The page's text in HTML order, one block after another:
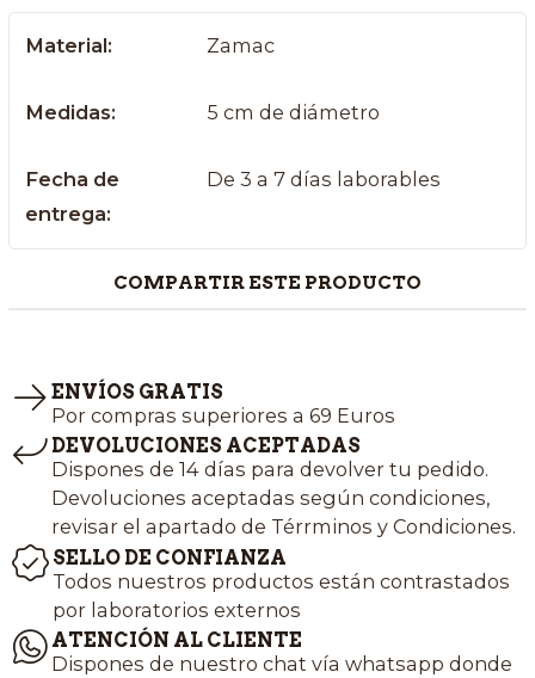
Material: Zamac
Medidas: 5 cm de diámetro
Fecha de
entrega:
De 3 a 7 días laborables
COMPARTIR ESTE PRODUCTO
ENVÍOS GRATIS
Por compras superiores a 69 Euros
DEVOLUCIONES ACEPTADAS
Dispones de 14 días para devolver tu pedido.
Devoluciones aceptadas según condiciones,
revisar el apartado de Térrminos y Condiciones.
SELLO DE CONFIANZA
Todos nuestros productos están contrastados
por laboratorios externos
ATENCIÓN AL CLIENTE
Dispones de nuestro chat vía whatsapp donde